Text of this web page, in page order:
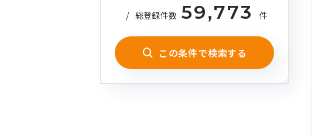
/ 総登録件数 59,773 件
この条件で検索する